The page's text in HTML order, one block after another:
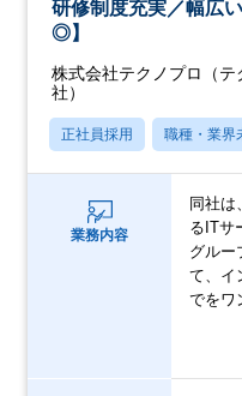
研修制度充実／幅広
◎】
株式会社テクノプロ（
社）
正社員採用 職種・業界
業務内容
同社は
るITサ
グルー
て、イ
でをワ